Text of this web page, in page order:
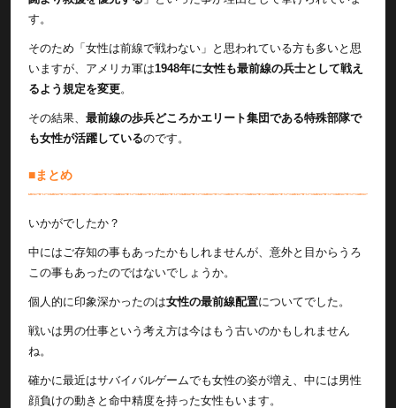
す。
そのため「女性は前線で戦わない」と思われている方も多いと思
いますが、アメリカ軍は1948年に女性も最前線の兵士として戦え
るよう規定を変更。
その結果、 最前線の歩兵どころかエリート集団である特殊部隊で
も女性が活躍しているのです。
■まとめ
いかがでしたか？
中にはご存知の事もあったかもしれませんが、意外と目からうろ
この事もあったのではないでしょうか。
個人的に印象深かったのは女性の最前線配置についてでした。
戦いは男の仕事という考え方は今はもう古いのかもしれません
ね。
確かに最近はサバイバルゲームでも女性の姿が増え、中には男性
顔負けの動きと命中精度を持った女性もいます。